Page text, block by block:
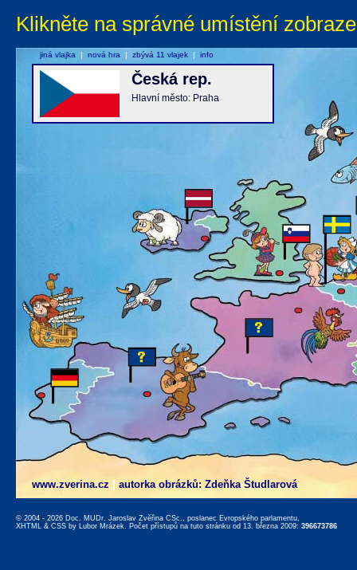
Klikněte na správné umístění
www.zverina.cz autorka obrázků: Zdeňka Študlarová
Česká rep.
Hlavní město: Praha
jiná vlajka | nová hra | zbývá 11 vlajek | info
© 2004 - 2026 Doc. MUDr. Jaroslav Zvěřina CSc., poslanec Evropského parlamentu,
XHTML & CSS by Lubor Mrázek. Počet přístupů na tuto stránku od 13. března 2009: 396673786